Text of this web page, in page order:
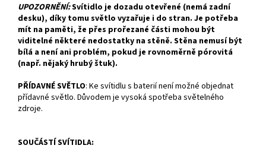
UPOZORNĚNÍ:Svítidlo je dozadu otevřené (nemá zadní
desku), díky tomu světlo vyzařuje i do stran. Je potřeba
mít na paměti, že přes prořezané části mohou být
viditelné některé nedostatky na stěně. Stěna nemusí být
bílá a není ani problém, pokud je rovnoměrně pórovitá
(např. nějaký hrubý štuk).
PŘÍDAVNÉ SVĚTLO: Ke svítidlu s baterií není možné objednat
přídavné světlo. Důvodem je vysoká spotřeba světelného
zdroje.
SOUČÁSTÍ SVÍTIDLA: